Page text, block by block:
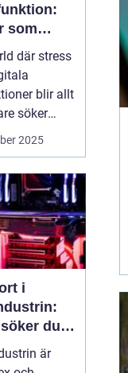
som
och
där stress
blir allt
söker
2025
i
du
och
är